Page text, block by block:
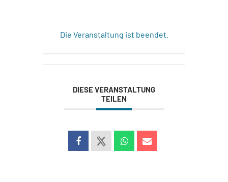
Die Veranstaltung ist beendet.
DIESE VERANSTALTUNG
TEILEN